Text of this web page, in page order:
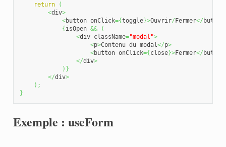
return
(
<div>
<button onClick={toggle}>Ouvrir/Fermer</ button
{isOpen &&
(
<div className="modal">
<p>Contenu du modal </p>
<button onClick={close}>Fermer</ button
</div>
) }
</div>
) ;
}
Exemple : useForm